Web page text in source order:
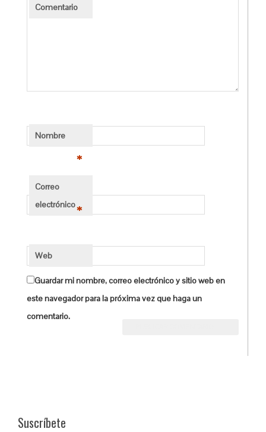
Comentario
Nombre
*
Correo
electrónico*
Web
Guardar mi nombre, correo electrónico y sitio web en
este navegador para la próxima vez que haga un
comentario.
Suscríbete